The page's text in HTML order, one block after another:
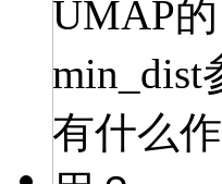
UMAP的
min_dist
有什么作